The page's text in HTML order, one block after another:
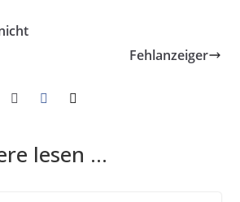
Fehlanzeiger
lesen ...